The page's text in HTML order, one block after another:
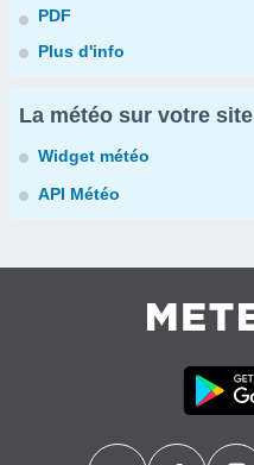
PDF
Plus d'info
La météo sur votre site
Widget météo
API Météo